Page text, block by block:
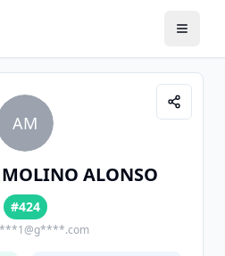
AM
ALONSO
#424